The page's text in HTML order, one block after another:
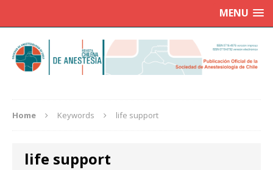
MENU
Home Keywords life support
life support